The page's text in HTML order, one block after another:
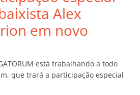
Alex
em novo
está trabalhando a todo
que trará a participação especial